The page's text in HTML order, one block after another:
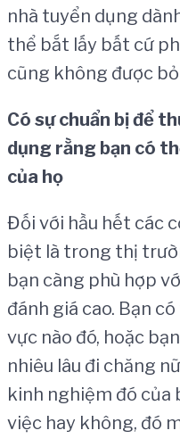
nhà tuyển dụng
thể bắt lấy bất cứ
cũng không được bỏ
Có sự chuẩn bị để
dụng rằng bạn có
của họ
Đối với hầu hết các
biệt là trong thị
bạn càng phù hợp
đánh giá cao. Bạn
vực nào đó, hoặc
nhiêu lâu đi chăng
kinh nghiệm đó của
việc hay không, đó